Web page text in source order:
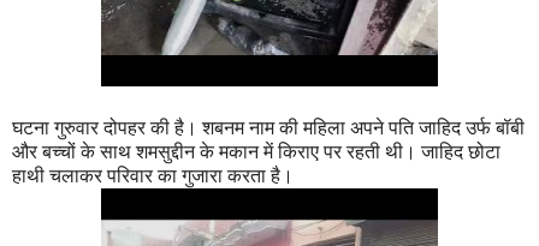
घटना गुरुवार दोपहर की है। शबनम नाम की महिला अपने पति जाहिद उर्फ बॉबी
और बच्चों के साथ शमसुद्दीन के मकान में किराए पर रहती थी। जाहिद छोटा
हाथी चलाकर परिवार का गुजारा करता है।